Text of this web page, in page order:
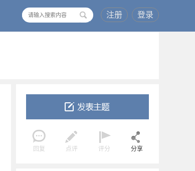
注册 登录
回复 点评 评分 分享